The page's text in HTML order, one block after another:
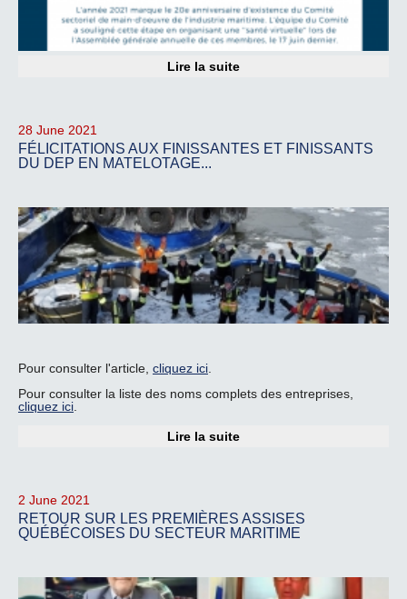
Lire la suite
28 June 2021
FÉLICITATIONS AUX FINISSANTES ET FINISSANTS
DU DEP EN MATELOTAGE...
Pour consulter l'article, cliquez ici
Pour consulter la liste des noms complets des entreprises,
cliquez ici
Lire la suite
2 June 2021
RETOUR SUR LES PREMIÈRES ASSISES
QUÉBÉCOISES DU SECTEUR MARITIME